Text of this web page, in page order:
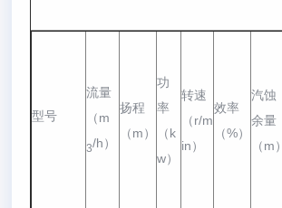
型号
流量
（m
3/h）
扬程
（m）
功
率
（k
w）
转速
（r/m
in）
效率
（%）
汽蚀
余量
（m）